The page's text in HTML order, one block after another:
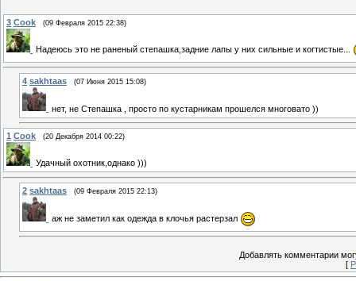
3 Cook (09 Февраля 2015 22:38)
Надеюсь это не раненый степашка,задние лапы у них сильные и когтистые...
4 sakhtaas (07 Июня 2015 15:08)
нет, не Степашка , просто по кустарникам прошелся многовато ))
1 Cook (20 Декабря 2014 00:22)
Удачный охотник,однако )))
2 sakhtaas (09 Февраля 2015 22:13)
аж не заметил как одежда в клочья растерзал
Добавлять комментарии
[